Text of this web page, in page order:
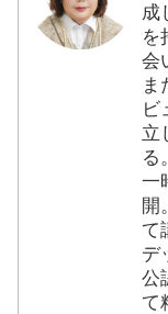
成
を
会
ま
ビ
立
る
一
開
て
デ
公
て